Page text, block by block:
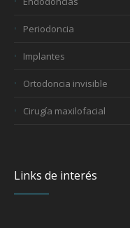
Periodoncia
Implantes
Ortodoncia invisible
Cirugía maxilofacial
Links de interés